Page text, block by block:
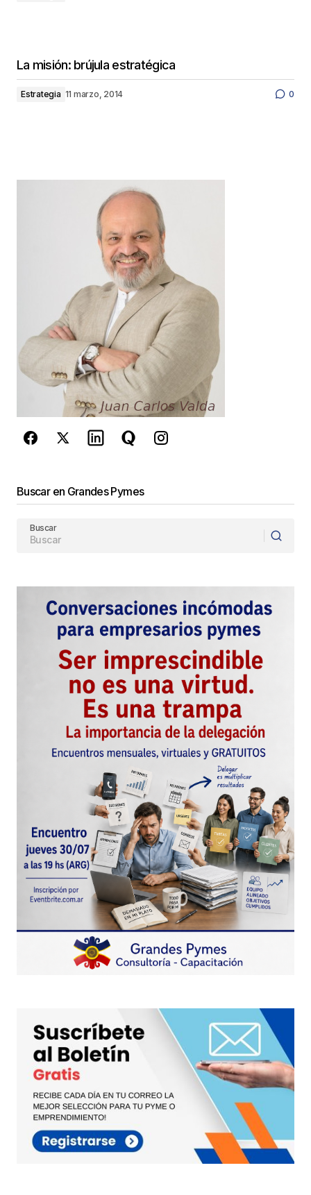
La misión: brújula estratégica
Estrategia 11 marzo, 2014 0
Buscar en Grandes Pymes
Buscar